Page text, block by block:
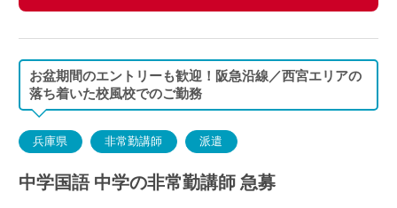
お盆期間のエントリーも歓迎！阪急沿線／西宮エリアの
落ち着いた校風校でのご勤務
兵庫県 非常勤講師 派遣
中学国語 中学の非常勤講師 急募